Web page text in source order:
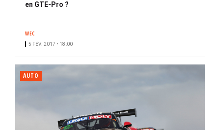
en GTE-Pro ?
WEC
5 FÉV. 2017 • 18:00
AUTO